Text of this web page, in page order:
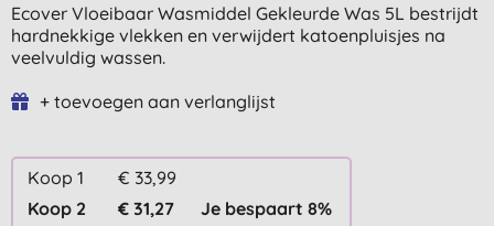
Ecover Vloeibaar Wasmiddel Gekleurde Was 5L bestrijdt
hardnekkige vlekken en verwijdert katoenpluisjes na
veelvuldig wassen.
+ toevoegen aan verlanglijst
Koop 1
€ 33,99
Koop 2
€ 31,27
Je bespaart 8%